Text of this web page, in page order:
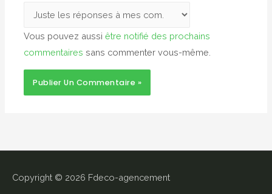
Vous pouvez aussiêtre notifié des prochains
commentaires sans commenter vous-même.
Copyright © 2026 Fdeco-agencement